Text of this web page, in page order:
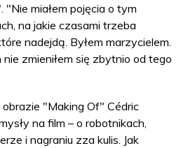
"Nie miałem pojęcia o tym
na jakie czasami trzeba
nadejdą. Byłem marzycielem.
zmieniłem się zbytnio od tego
"Making Of" Cédric
na film – o robotnikach,
i nagraniu zza kulis. Jak